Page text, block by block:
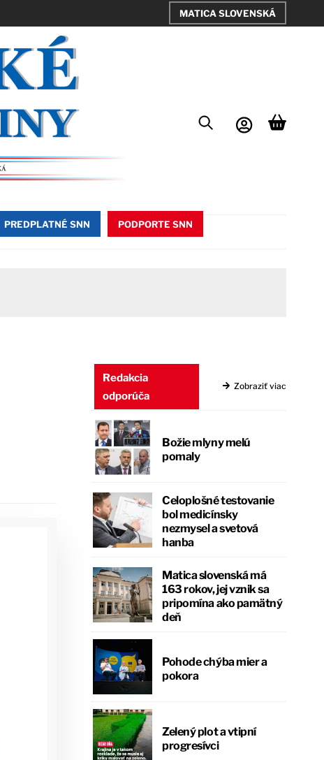
MATICA SLOVENSKÁ
PREDPLATNÉ SNN PODPORTE SNN
Redakcia
odporúča
Zobraziť viac
Božie mlyny melú
pomaly
Celoplošné testovanie
bol medicínsky
nezmysel a svetová
hanba
Matica slovenská má
163 rokov, jej vznik sa
pripomína ako pamätný
deň
Pohode chýba mier a
pokora
Zelený plot a vtipní
progresívci